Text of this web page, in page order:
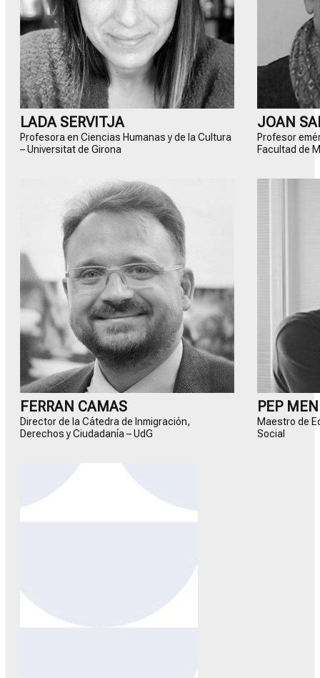
LADA SERVITJA
Profesora en Ciencias Humanas y de la Cultura
– Universitat de Girona
JOAN
Profesor
Facultad de
FERRAN CAMAS
Director de la Cátedra de Inmigración,
Derechos y Ciudadanía – UdG
PEP
Maestro de
Social